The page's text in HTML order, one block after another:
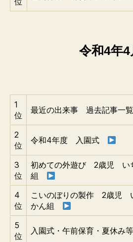
令和4年4
1
位
最近の出来事 過去記事一
2
位
令和4年度 入園式
3
位
初めての外遊び 2歳児 い
組
4
位
こいのぼりの製作 2歳児
かん組
5
位
入園式・午前保育・夏休